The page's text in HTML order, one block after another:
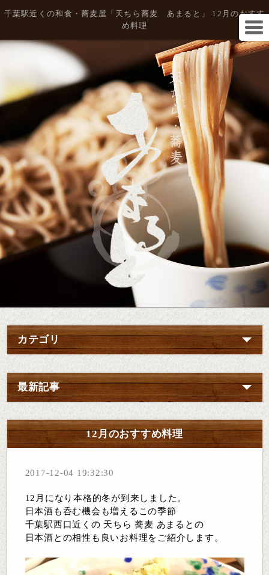
千葉駅近くの和食・蕎麦屋「天ちら蕎麦 あまると」 12月のおすす
め料理
カテゴリ
最新記事
12月のおすすめ料理
2017-12-04 19:32:30
12月になり本格的冬が到来しました。
日本酒も呑む機会も増えるこの季節
千葉駅西口近くの 天ちら 蕎麦 あまるとの
日本酒との相性も良いお料理をご紹介します。